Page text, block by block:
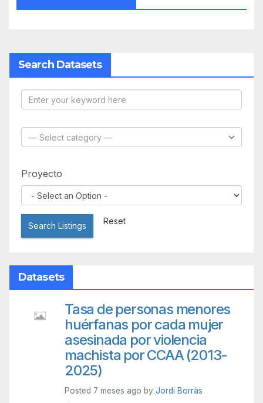
Search Datasets
Proyecto
Search Listings Reset
Datasets
Tasa de personas menores
huérfanas por cada mujer
asesinada por violencia
machista por CCAA (2013-
2025)
Posted 7 meses ago by Jordi Borràs